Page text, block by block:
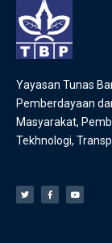
Yayasan Tunas
Pemberdayaan
Masyarakat,
Tekhnologi,